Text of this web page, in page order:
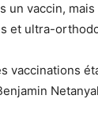
un vaccin,
et ultra-
vaccinations